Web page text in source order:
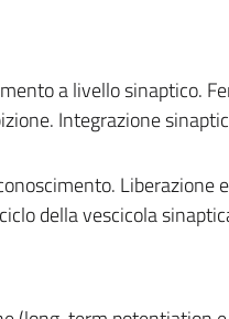
a livello sinaptico.
Integrazione
Liberazione e
della vescicola